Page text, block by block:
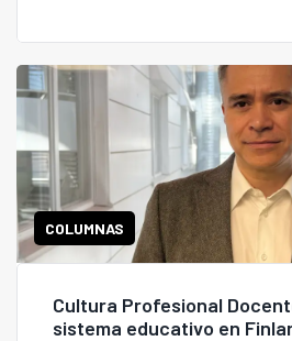
COLUMNAS
Cultura Profesional
sistema educativo en